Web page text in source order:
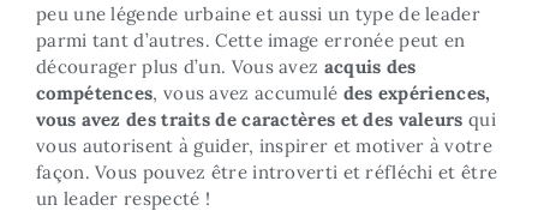
peu une légende urbaine et aussi un type de leader
parmi tant d’autres. Cette image erronée peut en
décourager plus d’un. Vous avez acquis des
compétences, vous avez accumulé des expériences,
vous avez des traits de caractères et des valeurs qui
vous autorisent à guider, inspirer et motiver à votre
façon. Vous pouvez être introverti et réfléchi et être
un leader respecté !